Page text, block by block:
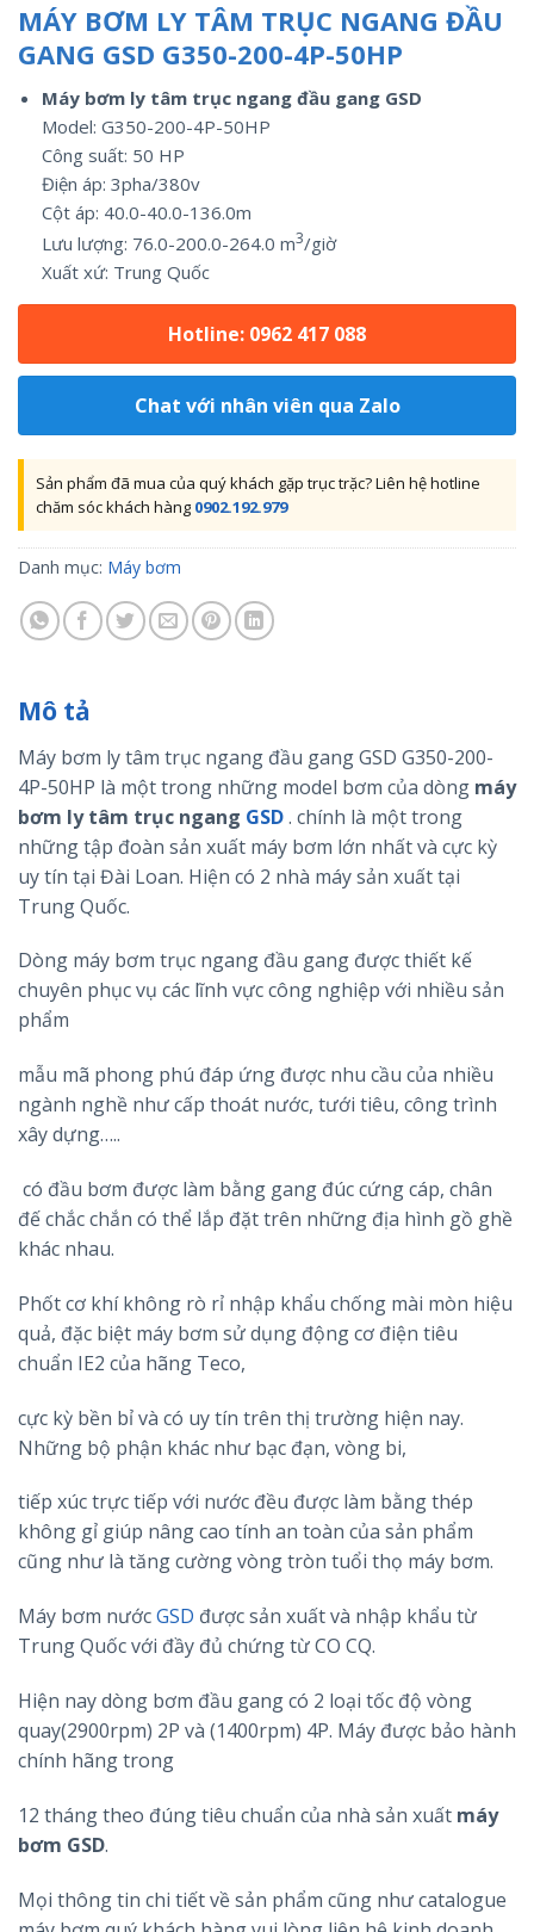
MÁY BƠM LY TÂM TRỤC NGANG ĐẦU
GANG GSD G350-200-4P-50HP
Máy bơm ly tâm trục ngang đầu gang GSD
Model: G350-200-4P-50HP
Công suất: 50 HP
Điện áp: 3pha/380v
Cột áp: 40.0-40.0-136.0m
Lưu lượng: 76.0-200.0-264.0 m3/giờ
Xuất xứ: Trung Quốc
Hotline: 0962 417 088
Chat với nhân viên qua Zalo
Sản phẩm đã mua của quý khách gặp trục trặc? Liên hệ hotline
chăm sóc khách hàng 0902.192.979
Danh mục: Máy bơm
Mô tả
Máy bơm ly tâm trục ngang đầu gang GSD G350-200-
4P-50HP là một trong những model bơm của dòng máy
bơm ly tâm trục ngang GSD. chính là một trong
những tập đoàn sản xuất máy bơm lớn nhất và cực kỳ
uy tín tại Đài Loan. Hiện có 2 nhà máy sản xuất tại
Trung Quốc.
Dòng máy bơm trục ngang đầu gang được thiết kế
chuyên phục vụ các lĩnh vực công nghiệp với nhiều sản
phẩm
mẫu mã phong phú đáp ứng được nhu cầu của nhiều
ngành nghề như cấp thoát nước, tưới tiêu, công trình
xây dựng…..
có đầu bơm được làm bằng gang đúc cứng cáp, chân
đế chắc chắn có thể lắp đặt trên những địa hình gồ ghề
khác nhau.
Phốt cơ khí không rò rỉ nhập khẩu chống mài mòn hiệu
quả, đặc biệt máy bơm sử dụng động cơ điện tiêu
chuẩn IE2 của hãng Teco,
cực kỳ bền bỉ và có uy tín trên thị trường hiện nay.
Những bộ phận khác như bạc đạn, vòng bi,
tiếp xúc trực tiếp với nước đều được làm bằng thép
không gỉ giúp nâng cao tính an toàn của sản phẩm
cũng như là tăng cường vòng tròn tuổi thọ máy bơm.
Máy bơm nướcGSD được sản xuất và nhập khẩu từ
Trung Quốc với đầy đủ chứng từ CO CQ.
Hiện nay dòng bơm đầu gang có 2 loại tốc độ vòng
quay(2900rpm) 2P và (1400rpm) 4P. Máy được bảo hành
chính hãng trong
12 tháng theo đúng tiêu chuẩn của nhà sản xuất máy
bơm GSD.
Mọi thông tin chi tiết về sản phẩm cũng như catalogue